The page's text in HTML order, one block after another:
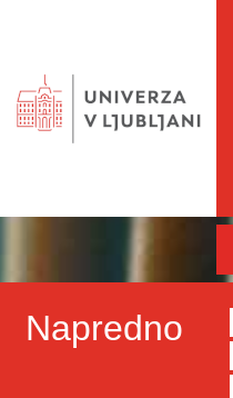
Napredno